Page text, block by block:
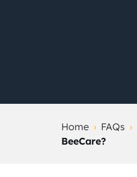
Home › FAQs ›
BeeCare?